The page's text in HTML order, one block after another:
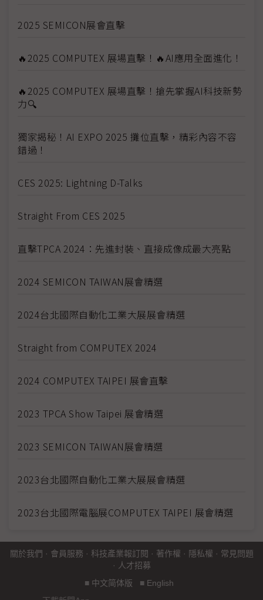
2025 SEMICON展會直擊
🔥2025 COMPUTEX 展場直擊！🔥AI應用全面進化！
🔥2025 COMPUTEX 展場直擊！搶先掌握AI科技新勢
力🔍
獨家揭秘！AI EXPO 2025 攤位直擊，精彩內容不容
錯過！
CES 2025: Lightning D-Talks
Straight From CES 2025
直擊TPCA 2024：先進封裝、直接成像成最大亮點
2024 SEMICON TAIWAN展會精選
2024台北國際自動化工業大展展會精選
Straight from COMPUTEX 2024
2024 COMPUTEX TAIPEI 展會直擊
2023 TPCA Show Taipei 展會精選
2023 SEMICON TAIWAN展會精選
2023台北國際自動化工業大展展會精選
2023台北國際電腦展COMPUTEX TAIPEI 展會精選
關於我們 · 會員服務 · 科技產業報訂閱 · 著作權 · 隱私權 · 常見問題
· 人才招募
■ 中文简体版 ■ English